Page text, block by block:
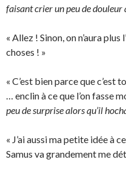
faisant crier un peu de douleur
« Allez ! Sinon, on n’aura
choses ! »
« C’est bien parce que c’est
… enclin à ce que l’on fasse
peu de surprise alors qu’il
« J’ai aussi ma petite idée à
Samus va grandement me